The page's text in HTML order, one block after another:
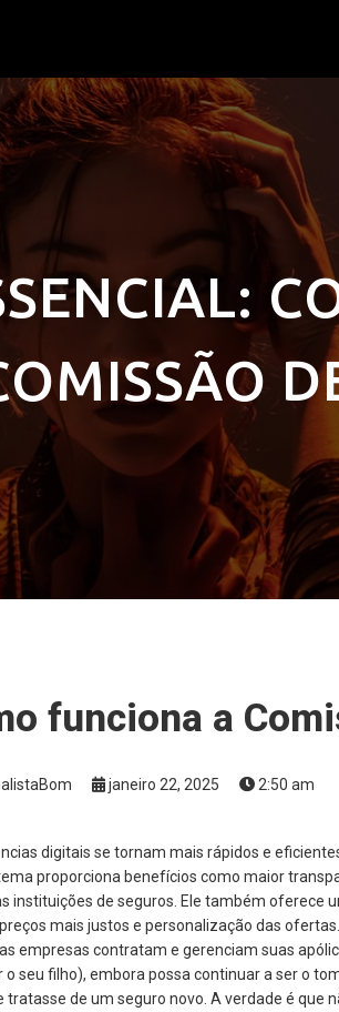
funciona a
janeiro 22, 2025 2:50 am
digitais se tornam mais rápidos e
proporciona benefícios como maior
instituições de seguros. Ele também oferece
mais justos e personalização das
empresas contratam e gerenciam suas
seu filho), embora possa continuar a ser o
de um seguro novo. A verdade é que